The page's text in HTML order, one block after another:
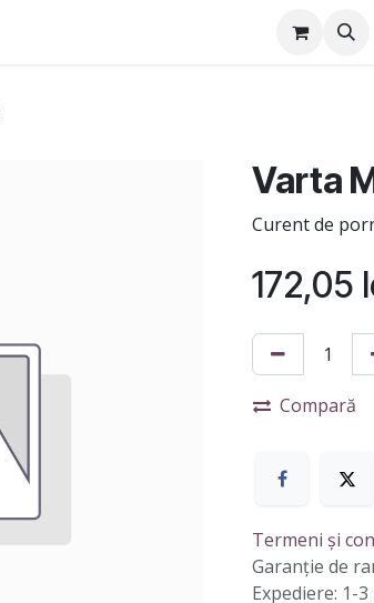
Service-uri
Varta
Curent de
172,05
Compară
Termeni și
Garanție de
Expediere: 1-